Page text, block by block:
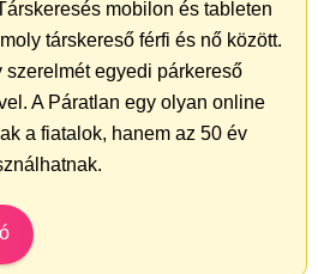
mobilon és tableten
társkereső férfi és nő között.
szerelmét egyedi párkereső
A Páratlan egy olyan online
a fiatalok, hanem az 50 év